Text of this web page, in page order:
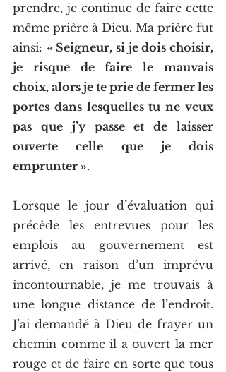
prendre, je continue de faire cette
même prière à Dieu. Ma prière fut
ainsi: « Seigneur, si je dois choisir,
je risque de faire le mauvais
choix, alors je te prie de fermer les
portes dans lesquelles tu ne veux
pas que j’y passe et de laisser
ouverte celle que je dois
emprunter ».
Lorsque le jour d’évaluation qui
précède les entrevues pour les
emplois au gouvernement est
arrivé, en raison d’un imprévu
incontournable, je me trouvais à
une longue distance de l’endroit.
J’ai demandé à Dieu de frayer un
chemin comme il a ouvert la mer
rouge et de faire en sorte que tous